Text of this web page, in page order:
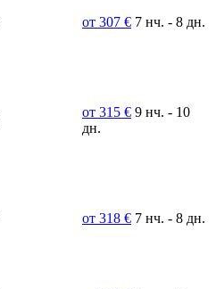
от 307 € 7 нч. - 8 дн.
от 315 € 9 нч. - 10
дн.
от 318 € 7 нч. - 8 дн.